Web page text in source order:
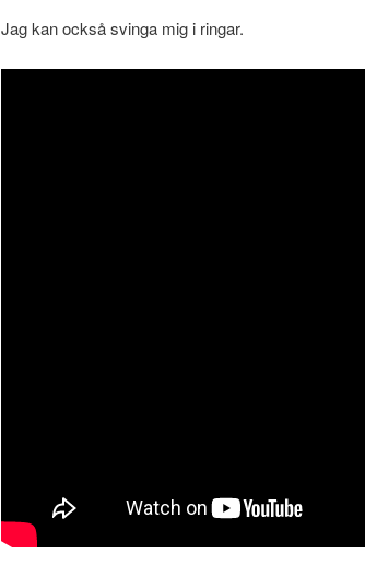
Jag kan också svinga mig i ringar.